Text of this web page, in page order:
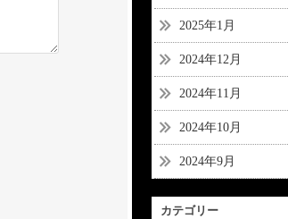
2025年1月
2024年12月
2024年11月
2024年10月
2024年9月
カテゴリー